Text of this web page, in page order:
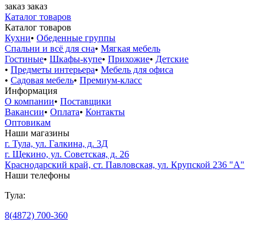
заказ заказ
Каталог товаров
Каталог товаров
Кухни• Обеденные группы
Спальни и всё для сна• Мягкая мебель
Гостиные• Шкафы-купе• Прихожие• Детские
• Предметы интерьера• Мебель для офиса
• Садовая мебель• Премиум-класс
Информация
О компании• Поставщики
Вакансии• Оплата• Контакты
Оптовикам
Наши магазины
г. Тула, ул. Галкина, д. 3Д
г. Щекино, ул. Советская, д. 26
Краснодарский край, ст. Павловская, ул. Крупской 236 "А"
Наши телефоны
Тула:
8(4872) 700-360